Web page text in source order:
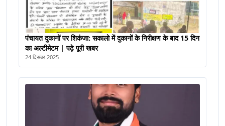
पंचायत दुकानों पर शिकंजा: सकालो में दुकानों के निरीक्षण के बाद 15 दिन
का अल्टीमेटम | पढ़े पूरी खबर
24 दिसंबर 2025